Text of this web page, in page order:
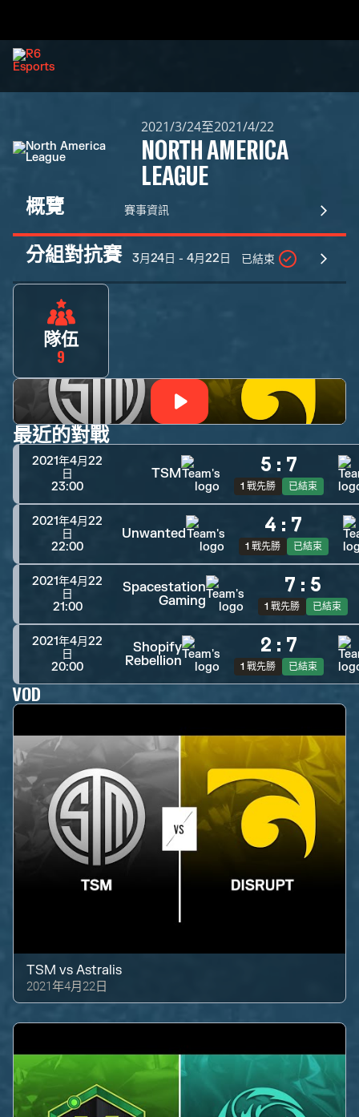
2021/3/24至2021/4/22
NORTH AMERICA
LEAGUE
概覽 賽事資訊
分組對抗賽 3月24日 - 4月22日 已結束
隊伍
9
最近的對戰
2021年4月22
日
23:00
TSM 5 : 7
1 戰先勝 已結束
2021年4月22
日
22:00
Unwanted 4 : 7
1 戰先勝 已結束
2021年4月22
日
21:00
Spacestation
Gaming
7 : 5
1 戰先勝 已結束
2021年4月22
日
20:00
Shopify
Rebellion
2 : 7
1 戰先勝 已結束
VOD
TSM vsAstralis
2021年4月22日